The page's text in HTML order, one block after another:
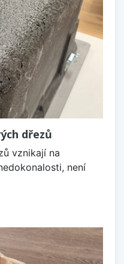
dřezů
vznikají na
není